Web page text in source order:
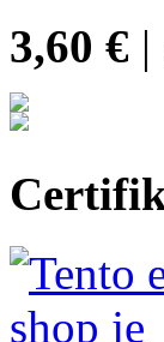
3,60 €